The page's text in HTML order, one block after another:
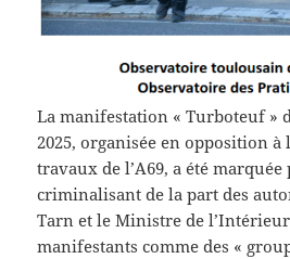
La manifestation « Turboteuf »
2025, organisée en opposition à
travaux de l’A69, a été
criminalisant de la part des
Tarn et le Ministre de
manifestants comme des «